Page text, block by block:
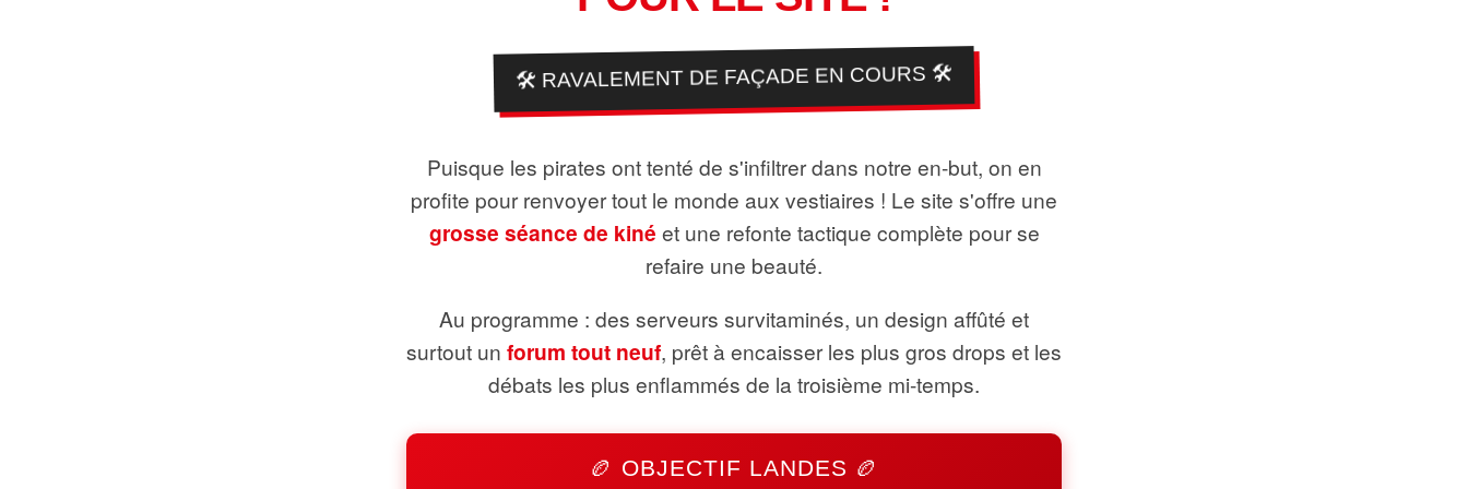
🛠️ RAVALEMENT DE FAÇADE EN COURS 🛠️
Puisque les pirates ont tenté de s'infiltrer dans notre en-but, on en
profite pour renvoyer tout le monde aux vestiaires ! Le site s'offre une
grosse séance de kiné et une refonte tactique complète pour se
refaire une beauté.
Au programme : des serveurs survitaminés, un design affûté et
surtout un forum tout neuf, prêt à encaisser les plus gros drops et les
débats les plus enflammés de la troisième mi-temps.
🏉 OBJECTIF LANDES 🏉